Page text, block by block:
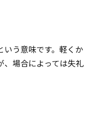
いう意味です。軽くか
、場合によっては失礼